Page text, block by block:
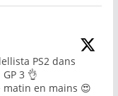
PS2 dans
3 👌
matin en mains 😍